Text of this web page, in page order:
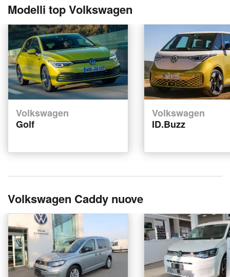
Modelli top Volkswagen
Volkswagen
Golf
Volkswagen
ID.Buzz
Volkswagen Caddy nuove